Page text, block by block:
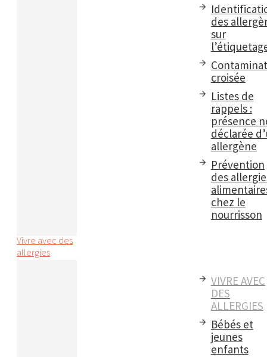
des
sur
croisée
Listes de
rappels :
présence
déclarée
allergène
Prévention
des
chez le
nourrisson
Vivre avec des
allergies
VIVRE AVEC
DES
ALLERGIES
Bébés et
jeunes
enfants